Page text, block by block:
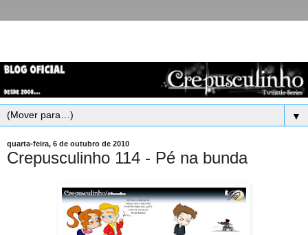
▼
quarta-feira, 6 de outubro de 2010
Crepusculinho 114 - Pé na bunda